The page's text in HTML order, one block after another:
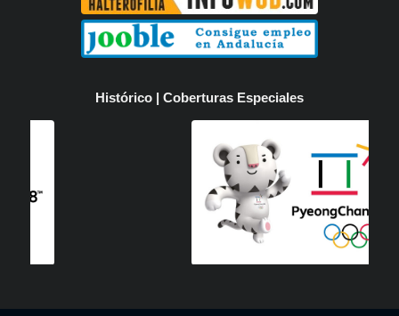
Histórico | Coberturas Especiales